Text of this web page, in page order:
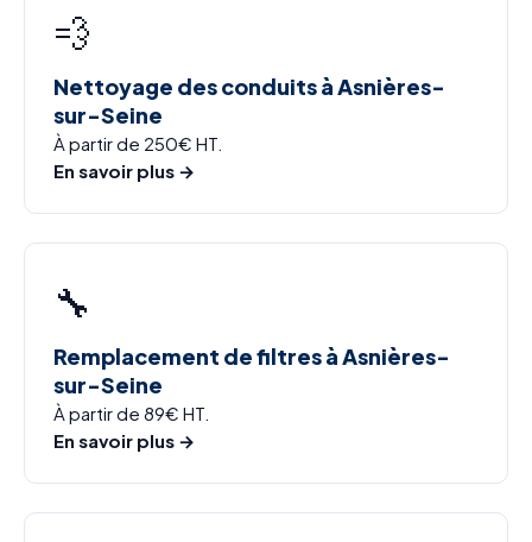
💨
Nettoyage des conduits à Asnières-
sur-Seine
À partir de 250€ HT.
En savoir plus →
🔧
Remplacement de filtres à Asnières-
sur-Seine
À partir de 89€ HT.
En savoir plus →